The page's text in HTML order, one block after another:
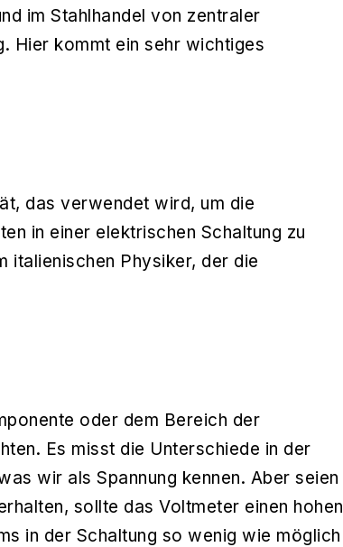
im Stahlhandel von zentraler
Hier kommt ein sehr wichtiges
das verwendet wird, um die
in einer elektrischen Schaltung zu
italienischen Physiker, der die
oder dem Bereich der
Es misst die Unterschiede in der
wir als Spannung kennen. Aber seien
sollte das Voltmeter einen hohen
in der Schaltung so wenig wie möglich